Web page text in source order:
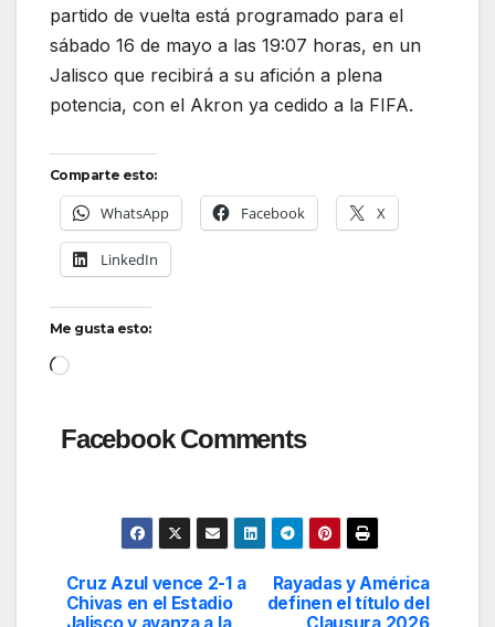
partido de vuelta está programado para el
sábado 16 de mayo a las 19:07 horas, en un
Jalisco que recibirá a su afición a plena
potencia, con el Akron ya cedido a la FIFA.
Comparte esto:
WhatsApp Facebook X
LinkedIn
Me gusta esto:
Cargando...
Facebook Comments
Navegación
Rayadas y América
definen el título del
Cruz Azul vence 2-1 a
Chivas en el Estadio